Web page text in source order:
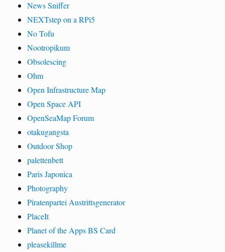
News Sniffer
NEXTstep on a RPi5
No Tofu
Nootropikum
Obsolescing
Ohm
Open Infrastructure Map
Open Space API
OpenSeaMap Forum
otakugangsta
Outdoor Shop
palettenbett
Paris Japonica
Photography
Piratenpartei Austrittsgenerator
PlaceIt
Planet of the Apps BS Card
pleasekillme